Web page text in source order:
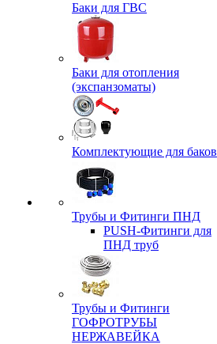
Баки для ГВС
Баки для отопления
(экспанзоматы)
Комплектующие для баков
Трубы и Фитинги ПНД
PUSH-Фитинги для
ПНД труб
Трубы и Фитинги
ГОФРОТРУБЫ
НЕРЖАВЕЙКА